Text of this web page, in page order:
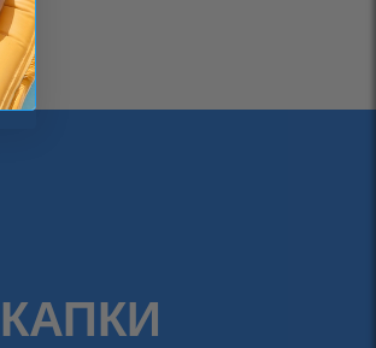
КАПКИ